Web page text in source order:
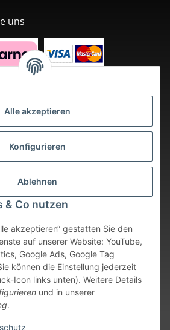
Alle akzeptieren
Konfigurieren
Ablehnen
& Co nutzen
akzeptieren“ gestatten Sie den
auf unserer Website: YouTube,
Google Ads, Google Tag
können die Einstellung jederzeit
Icon links unten). Weitere Details
und in unserer
.
uns
widerrufen
USt., zzgl. Versand
. Bei sofort
der Versand innerhalb von 24